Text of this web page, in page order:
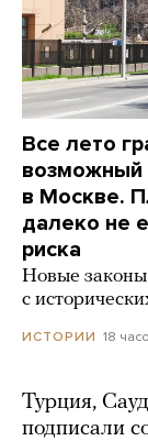
Все лето
возможный
в Москве.
далеко не
риска
Новые законы
с
ИСТОРИИ 18
Турция,
подписали